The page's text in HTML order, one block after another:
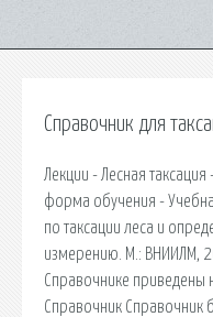
Справочник для
Лекции - Лесная
форма обучения -
по таксации леса и
измерению. М.: ВНИИЛМ,
Справочнике приведены
Справочник Справочник